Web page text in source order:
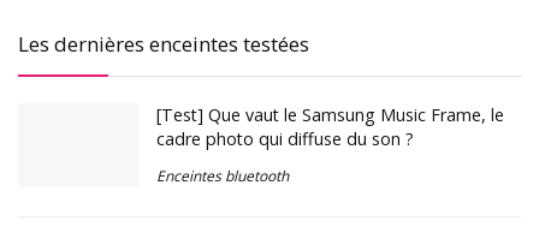
Les dernières enceintes testées
[Test] Que vaut le Samsung Music Frame, le
cadre photo qui diffuse du son ?
Enceintes bluetooth